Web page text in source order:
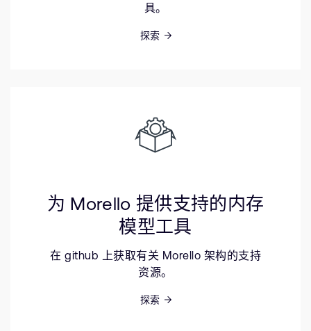
具。
探索
为 Morello 提供支持的内存
模型工具
在 github 上获取有关 Morello 架构的支持
资源。
探索